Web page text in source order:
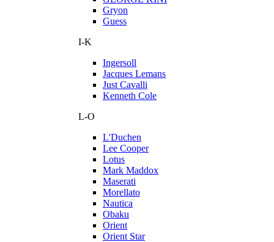
Gryon
Guess
I-K
Ingersoll
Jacques Lemans
Just Cavalli
Kenneth Cole
L-O
L'Duchen
Lee Cooper
Lotus
Mark Maddox
Maserati
Morellato
Nautica
Obaku
Orient
Orient Star